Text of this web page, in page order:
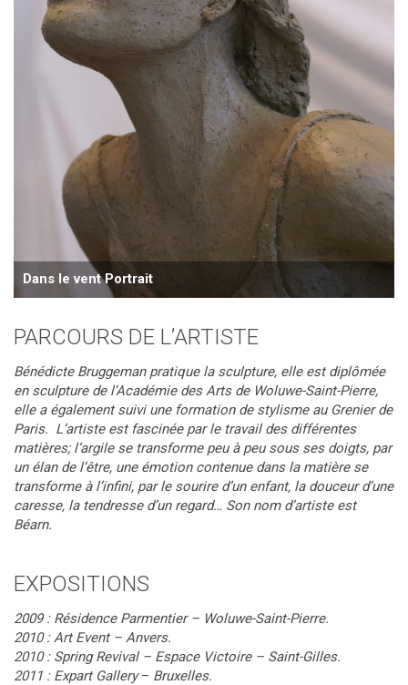
Dans le vent Portrait
PARCOURS DE L’ARTISTE
Bénédicte Bruggeman pratique la sculpture, elle est diplômée
en sculpture de l’Académie des Arts de Woluwe-Saint-Pierre,
elle a également suivi une formation de stylisme au Grenier de
Paris. L’artiste est fascinée par le travail des différentes
matières; l’argile se transforme peu à peu sous ses doigts, par
un élan de l’être, une émotion contenue dans la matière se
transforme à l’infini, par le sourire d’un enfant, la douceur d’une
caresse, la tendresse d’un regard… Son nom d’artiste est
Béarn.
EXPOSITIONS
2009 : Résidence Parmentier – Woluwe-Saint-Pierre.
2010 : Art Event – Anvers.
2010 : Spring Revival – Espace Victoire – Saint-Gilles.
2011 : Expart Gallery– Bruxelles.